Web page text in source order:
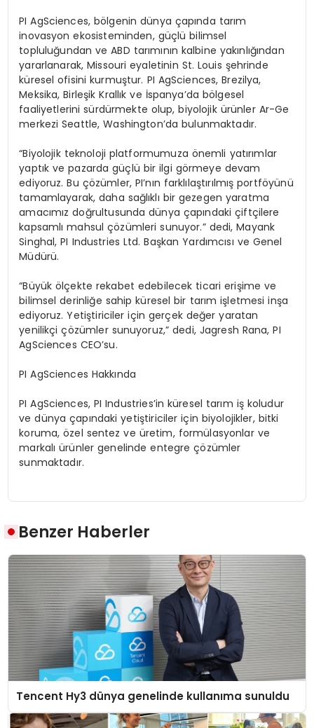
PI AgSciences, bölgenin dünya çapında tarım
inovasyon ekosisteminden, güçlü bilimsel
topluluğundan ve ABD tarımının kalbine yakınlığından
yararlanarak, Missouri eyaletinin St. Louis şehrinde
küresel ofisini kurmuştur. PI AgSciences, Brezilya,
Meksika, Birleşik Krallık ve İspanya’da bölgesel
faaliyetlerini sürdürmekte olup, biyolojik ürünler Ar-Ge
merkezi Seattle, Washington’da bulunmaktadır.
“Biyolojik teknoloji platformumuza önemli yatırımlar
yaptık ve pazarda güçlü bir ilgi görmeye devam
ediyoruz. Bu çözümler, PI’nın farklılaştırılmış portföyünü
tamamlayarak, daha sağlıklı bir gezegen yaratma
amacımız doğrultusunda dünya çapındaki çiftçilere
kapsamlı mahsul çözümleri sunuyor.” dedi, Mayank
Singhal, PI Industries Ltd. Başkan Yardımcısı ve Genel
Müdürü.
“Büyük ölçekte rekabet edebilecek ticari erişime ve
bilimsel derinliğe sahip küresel bir tarım işletmesi inşa
ediyoruz. Yetiştiriciler için gerçek değer yaratan
yenilikçi çözümler sunuyoruz,” dedi, Jagresh Rana, PI
AgSciences CEO’su.
PI AgSciences Hakkında
PI AgSciences, PI Industries’in küresel tarım iş koludur
ve dünya çapındaki yetiştiriciler için biyolojikler, bitki
koruma, özel sentez ve üretim, formülasyonlar ve
markalı ürünler genelinde entegre çözümler
sunmaktadır.
Benzer Haberler
Tencent Hy3 dünya genelinde kullanıma sunuldu